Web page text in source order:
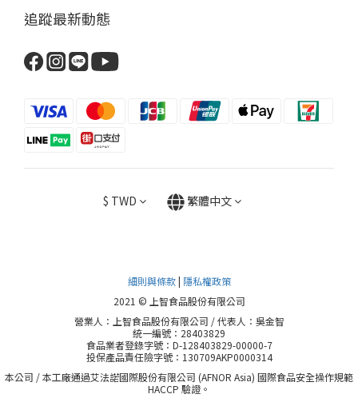
追蹤最新動態
$ TWD 繁體中文
細則與條款| 隱私權政策
2021 © 上智食品股份有限公司
營業人：上智食品股份有限公司 / 代表人：吳金智
統一編號：28403829
食品業者登錄字號：D-128403829-00000-7
投保產品責任險字號：130709AKP0000314
本公司 / 本工廠通過艾法諾國際股份有限公司 (AFNOR Asia) 國際食品安全操作規範
HACCP 驗證。